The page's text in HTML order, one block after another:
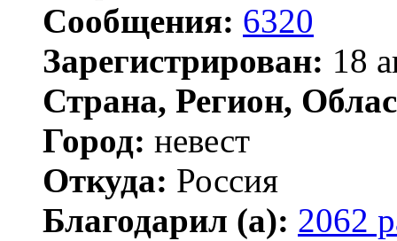
Сообщения: 6320
Зарегистрирован: 18
Страна, Регион,
Город: невест
Откуда: Россия
Благодарил (а): 2062